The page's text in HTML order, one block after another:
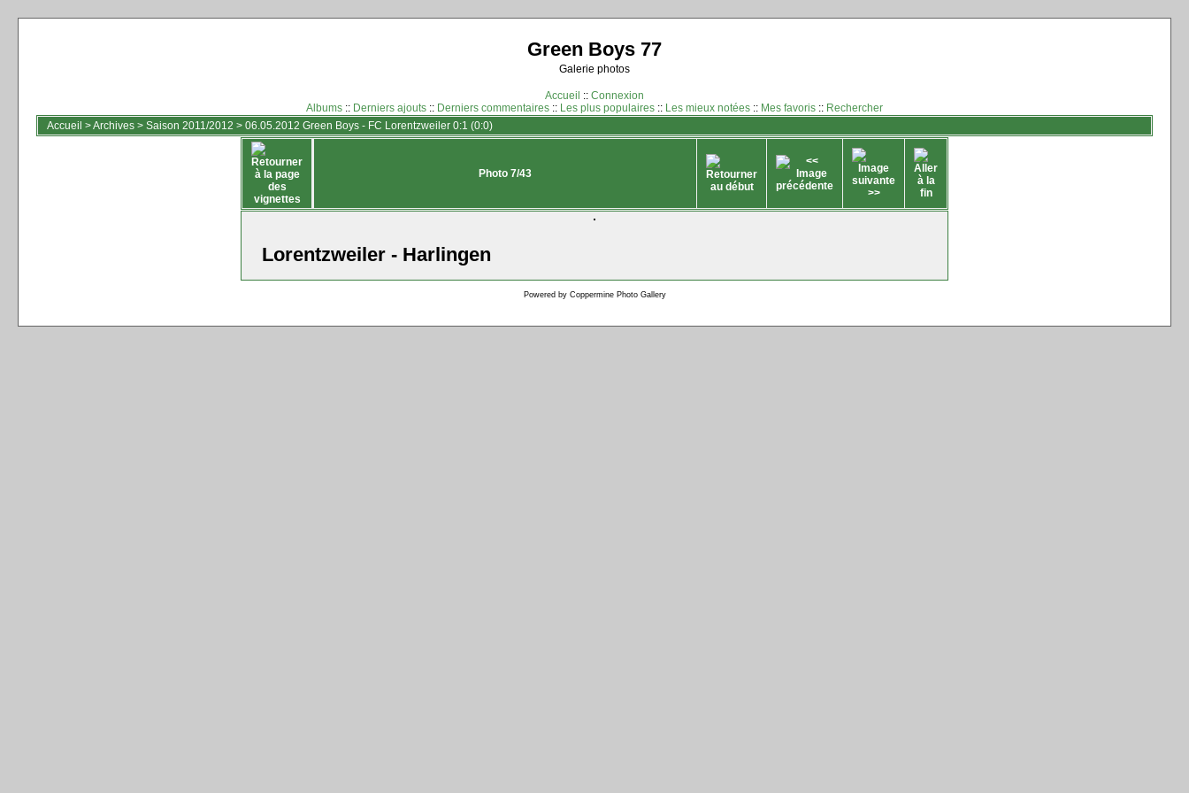
Green Boys 77
Galerie photos
Accueil :: Connexion
Albums :: Derniers ajouts :: Derniers commentaires :: Les plus populaires :: Les mieux notées :: Mes favoris :: Rechercher
Accueil >Archives > Saison 2011/2012 > 06.05.2012 Green Boys - FC Lorentzweiler 0:1 (0:0)
Photo 7/43
Lorentzweiler - Harlingen
Powered by Coppermine Photo Gallery